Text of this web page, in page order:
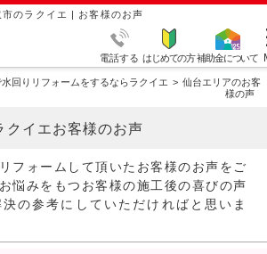
のラクイエ | お客様のお声
電話する はじめての方補助金について
回りリフォームをするならラクイエ
仙台エリアのお客
様の声
クイエお客様のお声
フォームして頂いたお客様のお声をご
悩みをもつお客様の施工後の喜びの声
の参考にしていただければと思いま